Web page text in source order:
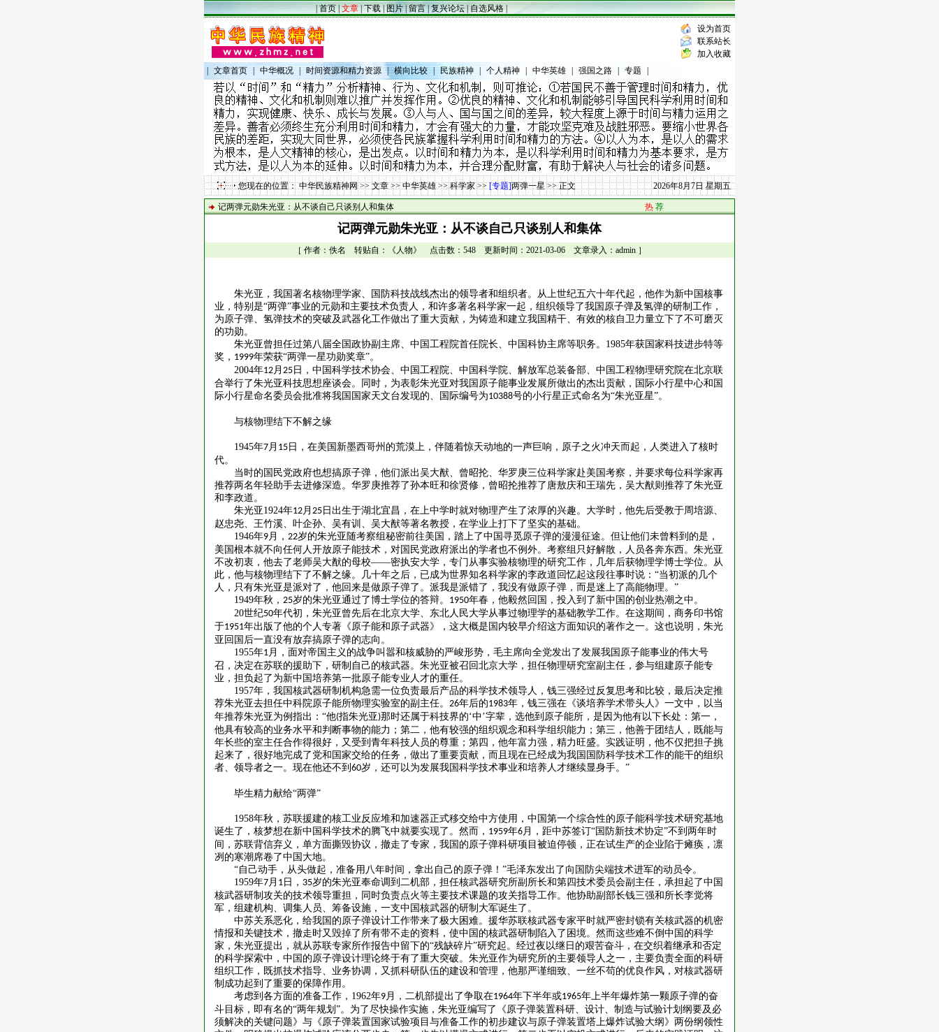
|首页|文章|下载| 图片|留言|复兴论坛 |自选风格
设为首页
联系站长
加入收藏
文章首页 中华概况 时间资源和精力资源 | 横向比较 民族精神 个人精神 中华英雄 强国之路 专题
您现在的位置：中华民族精神网>>文章>>中华英雄>>科学家>>[专题]两弹一星>> 正文 2026年8月7日 星期五
记两弹元勋朱光亚：从不谈自己只谈别人和集体 热 荐
记两弹元勋朱光亚：从不谈自己只谈别人和集体
［ 作者：佚名 转贴自：《人物》 点击数：548 更新时间：2021-03-06 文章录入：admin ］
朱光亚，我国著名核物理学家、国防科技战线杰出的领导者和组织者。从上世纪五六十年代起，他作为新中国核事
业，特别是“两弹”事业的元勋和主要技术负责人，和许多著名科学家一起，组织领导了我国原子弹及氢弹的研制工作，
为原子弹、氢弹技术的突破及武器化工作做出了重大贡献，为铸造和建立我国精干、有效的核自卫力量立下了不可磨灭
的功勋。
朱光亚曾担任过第八届全国政协副主席、中国工程院首任院长、中国科协主席等职务。 1985年获国家科技进步特等
奖， 1999年荣获“两弹一星功勋奖章”。
2004年12月 25 日，中国科学技术协会、中国工程院、中国科学院、解放军总装备部、中国工程物理研究院在北京联
合举行了朱光亚科技思想座谈会。同时，为表彰朱光亚对我国原子能事业发展所做出的杰出贡献，国际小行星中心和国
际小行星命名委员会批准将我国国家天文台发现的、国际编号为10388号的小行星正式命名为“朱光亚星”。
与核物理结下不解之缘
1945年7月 15 日，在美国新墨西哥州的荒漠上，伴随着惊天动地的一声巨响，原子之火冲天而起，人类进入了核时
代。
当时的国民党政府也想搞原子弹，他们派出吴大猷、曾昭抡、华罗庚三位科学家赴美国考察，并要求每位科学家再
推荐两名年轻助手去进修深造。华罗庚推荐了孙本旺和徐贤修，曾昭抡推荐了唐敖庆和王瑞先，吴大猷则推荐了朱光亚
和李政道。
朱光亚 1924年12月 25 日出生于湖北宜昌，在上中学时就对物理产生了浓厚的兴趣。大学时，他先后受教于周培源、
赵忠尧、王竹溪、叶企孙、吴有训、吴大猷等著名教授，在学业上打下了坚实的基础。
1946年9月， 22岁的朱光亚随考察组秘密前往美国，踏上了中国寻觅原子弹的漫漫征途。但让他们未曾料到的是，
美国根本就不向任何人开放原子能技术，对国民党政府派出的学者也不例外。考察组只好解散，人员各奔东西。朱光亚
不改初衷，他去了老师吴大猷的母校——密执安大学，专门从事实验核物理的研究工作，几年后获物理学博士学位。从
此，他与核物理结下了不解之缘。几十年之后，已成为世界知名科学家的李政道回忆起这段往事时说：“当初派的几个
人，只有朱光亚是派对了，他回来是做原子弹了。派我是派错了，我没有做原子弹，而是迷上了高能物理。”
1949年秋， 25岁的朱光亚通过了博士学位的答辩。 1950年春，他毅然回国，投入到了新中国的创业热潮之中。
20世纪50年代初，朱光亚曾先后在北京大学、东北人民大学从事过物理学的基础教学工作。在这期间，商务印书馆
于1951年出版了他的个人专著《原子能和原子武器》，这大概是国内较早介绍这方面知识的著作之一。这也说明，朱光
亚回国后一直没有放弃搞原子弹的志向。
1955年1月，面对帝国主义的战争叫嚣和核威胁的严峻形势，毛主席向全党发出了发展我国原子能事业的伟大号
召，决定在苏联的援助下，研制自己的核武器。朱光亚被召回北京大学，担任物理研究室副主任，参与组建原子能专
业，担负起了为新中国培养第一批原子能专业人才的重任。
1957年，我国核武器研制机构急需一位负责最后产品的科学技术领导人，钱三强经过反复思考和比较，最后决定推
荐朱光亚去担任中科院原子能所物理实验室的副主任。 26年后的1983年，钱三强在《谈培养学术带头人》一文中，以当
年推荐朱光亚为例指出：“他(指朱光亚 )那时还属于科技界的‘中’字辈，选他到原子能所，是因为他有以下长处：第一，
他具有较高的业务水平和判断事物的能力；第二，他有较强的组织观念和科学组织能力；第三，他善于团结人，既能与
年长些的室主任合作得很好，又受到青年科技人员的尊重；第四，他年富力强，精力旺盛。实践证明，他不仅把担子挑
起来了，很好地完成了党和国家交给的任务，做出了重要贡献，而且现在已经成为我国国防科学技术工作的能干的组织
者、领导者之一。现在他还不到 60岁，还可以为发展我国科学技术事业和培养人才继续显身手。”
毕生精力献给“两弹”
1958年秋，苏联援建的核工业反应堆和加速器正式移交给中方使用，中国第一个综合性的原子能科学技术研究基地
诞生了，核梦想在新中国科学技术的腾飞中就要实现了。然而， 1959年6月，距中苏签订“国防新技术协定”不到两年时
间，苏联背信弃义，单方面撕毁协议，撤走了专家，我国的原子弹科研项目被迫停顿，正在试生产的企业陷于瘫痪，凛
冽的寒潮席卷了中国大地。
“自己动手，从头做起，准备用八年时间，拿出自己的原子弹！”毛泽东发出了向国防尖端技术进军的动员令。
1959年7月 1 日， 35岁的朱光亚奉命调到二机部，担任核武器研究所副所长和第四技术委员会副主任，承担起了中国
核武器研制攻关的技术领导重担，同时负责点火等主要技术课题的攻关指导工作。他协助副部长钱三强和所长李觉将
军，组建机构、调集人员、筹备设施，一支中国核武器的研制大军诞生了。
中苏关系恶化，给我国的原子弹设计工作带来了极大困难。援华苏联核武器专家平时就严密封锁有关核武器的机密
情报和关键技术，撤走时又毁掉了所有带不走的资料，使中国的核武器研制陷入了困境。然而这些难不倒中国的科学
家，朱光亚提出，就从苏联专家所作报告中留下的“残缺碎片”研究起。经过夜以继日的艰苦奋斗，在交织着继承和否定
的科学探索中，中国的原子弹设计理论终于有了重大突破。朱光亚作为研究所的主要领导人之一，主要负责全面的科研
组织工作，既抓技术指导、业务协调，又抓科研队伍的建设和管理，他那严谨细致、一丝不苟的优良作风，对核武器研
制成功起到了重要的保障作用。
考虑到各方面的准备工作， 1962年9月，二机部提出了争取在1964年下半年或1965年上半年爆炸第一颗原子弹的奋
斗目标，即有名的“两年规划”。为了尽快操作实施，朱光亚编写了《原子弹装置科研、设计、制造与试验计划纲要及必
须解决的关键问题》与《原子弹装置国家试验项目与准备工作的初步建议与原子弹装置塔上爆炸试验大纲》两份纲领性